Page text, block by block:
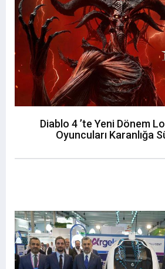
Diablo 4 ’te Yeni Dönem
Oyuncuları Karanlığa